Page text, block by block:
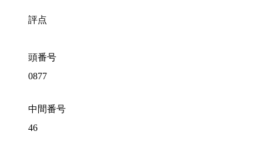
評点
頭番号
0877
中間番号
46